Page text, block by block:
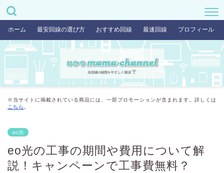
ホーム 最安回線の選び方 おすすめ回線 最速回線 プロフィール
※当サイトに掲載されている商品には、一部プロモーションが含まれます。詳しくは
こちら 。
eo光
eo光の工事の期間や費用について解
説！キャンペーンで工事費無料？